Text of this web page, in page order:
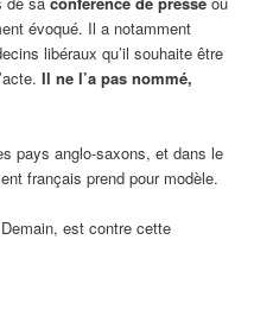
évoqué. Il a notamment
libéraux qu’il souhaite être
Il ne l’a pas nommé,
pays anglo-saxons, et dans le
français prend pour modèle.
est contre cette